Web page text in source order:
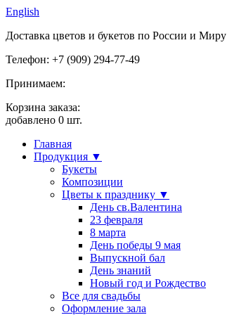
English
Доставка цветов и букетов по России и Миру
Телефон: +7 (909) 294-77-49
Принимаем:
Корзина заказа:
добавлено 0 шт.
Главная
Продукция ▼
Букеты
Композиции
Цветы к празднику ▼
День св.Валентина
23 февраля
8 марта
День победы 9 мая
Выпускной бал
День знаний
Новый год и Рождество
Все для свадьбы
Оформление зала